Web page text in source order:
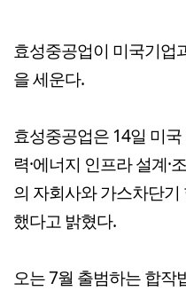
효성중공업이 미국기업
을 세운다.
효성중공업은 14일 미
력·에너지 인프라 설계·
의 자회사와 가스차단
했다고 밝혔다.
오는 7월 출범하는 합작